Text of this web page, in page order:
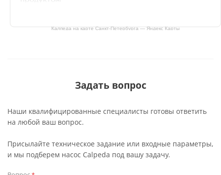
Калпеда на карте Санкт‑Петербурга — Яндекс Карты
Задать вопрос
Наши квалифицированные специалисты готовы ответить
на любой ваш вопрос.
Присылайте техническое задание или входные параметры,
и мы подберем насос Calpeda под вашу задачу.